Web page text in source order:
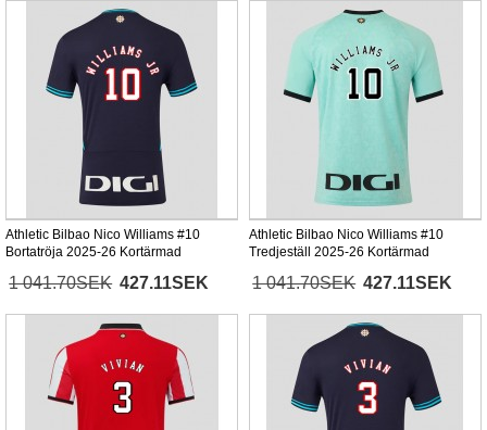
Athletic Bilbao Nico Williams #10
Bortatröja 2025-26 Kortärmad
1 041.70SEK 427.11SEK
Athletic Bilbao Nico Williams #10
Tredjeställ 2025-26 Kortärmad
1 041.70SEK 427.11SEK